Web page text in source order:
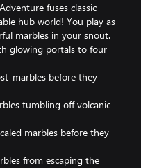
fuses classic
hub world! You play as
marbles in your snout.
glowing portals to four
marbles before they
tumbling off volcanic
marbles before they
from escaping the